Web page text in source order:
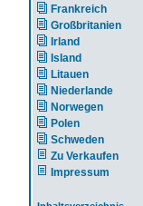
Frankreich
Großbritanien
Irland
Island
Litauen
Niederlande
Norwegen
Polen
Schweden
Zu Verkaufen
Impressum